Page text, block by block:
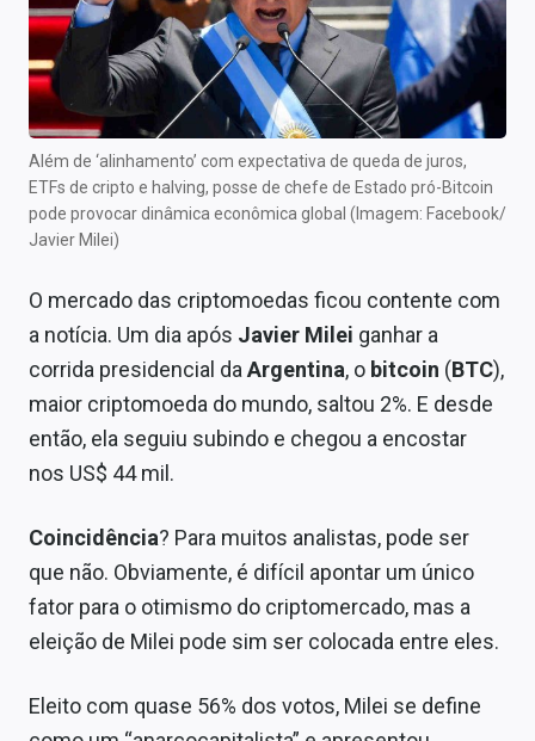
Comprar ou vender?
Carteiras Recomendadas
Central de Dividendos
Central de Fundos Imobiliários
Central dos IPOs
Renda Fixa
Finanças Pessoais
Mercados
Economia
Brasil
Política
Além de ‘alinhamento’ com expectativa de queda de juros,
ETFs de cripto e halving, posse de chefe de Estado pró-Bitcoin
pode provocar dinâmica econômica global (Imagem: Facebook/
Javier Milei)
O mercado das criptomoedas ficou contente com
a notícia. Um dia após Javier Milei ganhar a
corrida presidencial daArgentina, o bitcoin (BTC),
maior criptomoeda do mundo, saltou 2%. E desde
então, ela seguiu subindo e chegou a encostar
nos US$ 44 mil.
Coincidência? Para muitos analistas, pode ser
que não. Obviamente, é difícil apontar um único
fator para o otimismo do criptomercado, mas a
eleição de Milei pode sim ser colocada entre eles.
Eleito com quase 56% dos votos, Milei se define